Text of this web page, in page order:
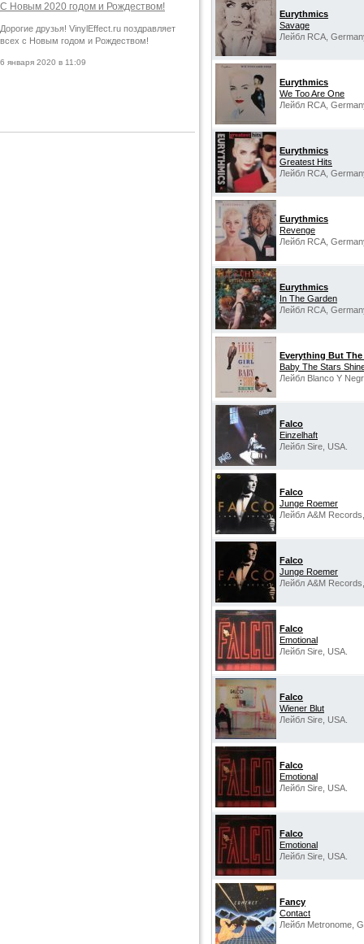
С Новым 2020 годом и Рождеством!
Дорогие друзья! VinylEffect.ru поздравляет
всех с Новым годом и Рождеством!
6 января 2020 в 11:09
Eurythmics
Savage
Лейбл RCA,
Eurythmics
We Too Are One
Лейбл RCA,
Eurythmics
Greatest Hits
Лейбл RCA,
Eurythmics
Revenge
Лейбл RCA,
Eurythmics
In The Garden
Лейбл RCA,
Everything But The
Baby The Stars
Лейбл Blanco Y
Falco
Einzelhaft
Лейбл Sire, USA.
Falco
Junge Roemer
Лейбл A&M
Falco
Junge Roemer
Лейбл A&M
Falco
Emotional
Лейбл Sire, USA.
Falco
Wiener Blut
Лейбл Sire, USA.
Falco
Emotional
Лейбл Sire, USA.
Falco
Emotional
Лейбл Sire, USA.
Fancy
Contact
Лейбл Metronome,